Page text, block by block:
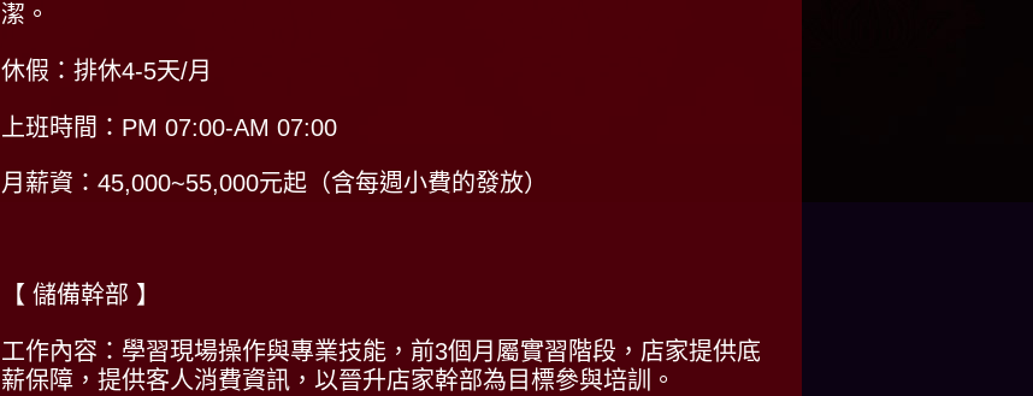
潔。
休假：排休4-5天/月
上班時間：PM 07:00-AM 07:00
月薪資：45,000~55,000元起（含每週小費的發放）
【 儲備幹部 】
工作內容：學習現場操作與專業技能，前3個月屬實習階段，店家提供底
薪保障，提供客人消費資訊，以晉升店家幹部為目標參與培訓。